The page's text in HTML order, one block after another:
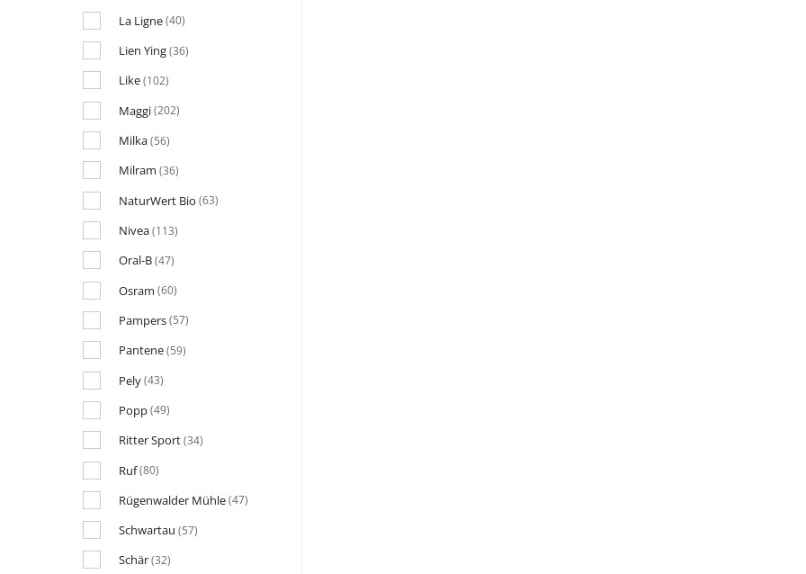
La Ligne(40)
Lien Ying(36)
Like(102)
Maggi(202)
Milka(56)
Milram (36)
NaturWert Bio (63)
Nivea(113)
Oral-B(47)
Osram (60)
Pampers(57)
Pantene(59)
Pely(43)
Popp(49)
Ritter Sport(34)
Ruf(80)
Rügenwalder Mühle(47)
Schwartau (57)
Schär(32)